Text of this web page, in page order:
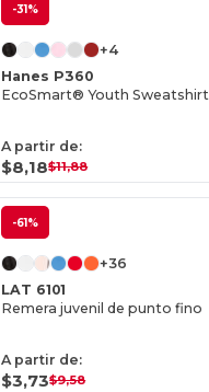
-31%
+4
Hanes P360
EcoSmart® Youth Sweatshirt
A partir de:
$8,18$11,88
-61%
+36
LAT 6101
Remera juvenil de punto fino
A partir de:
$3,73$9,58